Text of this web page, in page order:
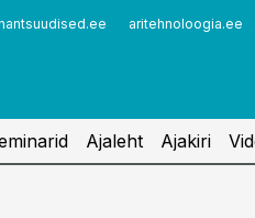
aritehnoloogia.ee
Ajaleht Ajakiri